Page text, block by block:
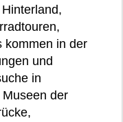
kommen in der
und
in
der